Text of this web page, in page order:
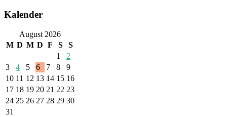
Kalender
August 2026
M D M D F S
S
1
2
3
4 5 6 7 8
9
10 11 12 13 14 15 16
17 18 19 20 21 22 23
24 25 26 27 28 29 30
31